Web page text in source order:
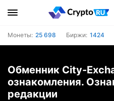
Монеты: 25 698 Биржи: 1424
Обменник City-
ознакомления.
редакции